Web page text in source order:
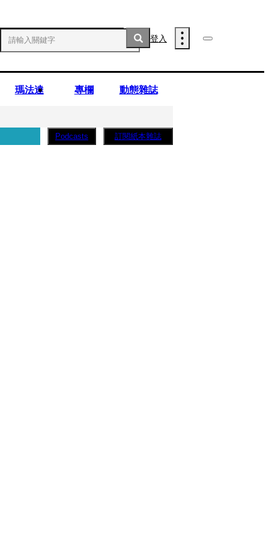
登入
瑪法達 專欄 動態雜誌
Podcasts 訂閱紙本雜誌